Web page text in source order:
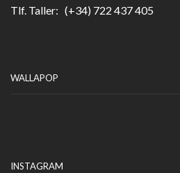
Tlf. Taller: (+34) 722 437 405
WALLAPOP
INSTAGRAM